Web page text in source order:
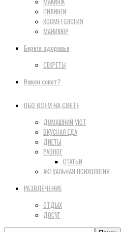
ПИЛИНГИ
КОСМЕТОЛОГИЯ
МАНИКЮР
Береги здоровье
СЕКРЕТЫ
Нужен совет?
ОБО ВСЕМ НА СВЕТЕ
ДОМАШНИЙ УЮТ
ВКУСНАЯ ЕДА
ДИЕТЫ
РАЗНОЕ
СТАТЬИ
АКТУАЛЬНАЯ ПСИХОЛОГИЯ
РАЗВЛЕЧЕНИЕ
ОТДЫХ
ДОСУГ